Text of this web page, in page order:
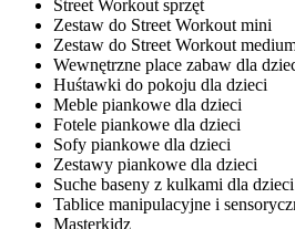
Street Workout sprzęt
Zestaw do Street Workout mini
Zestaw do Street Workout
Wewnętrzne place zabaw dla
Huśtawki do pokoju dla dzieci
Meble piankowe dla dzieci
Fotele piankowe dla dzieci
Sofy piankowe dla dzieci
Zestawy piankowe dla dzieci
Suche baseny z kulkami dla dzieci
Tablice manipulacyjne i
Masterkidz